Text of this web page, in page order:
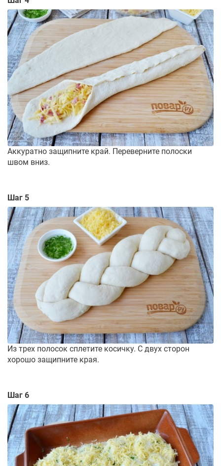
Аккуратно защипните край. Переверните полоски
швом вниз.
Шаг 5
Из трех полосок сплетите косичку. С двух сторон
хорошо защипните края.
Шаг 6